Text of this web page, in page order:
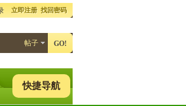
立即注册 找回密码
帖子 GO!
快捷导航